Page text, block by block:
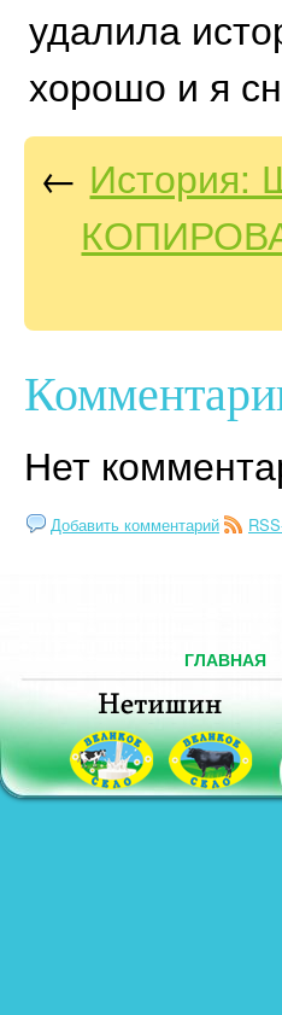
удалила
хорошо и я
← История:
Нет
Добавить комментарий
ГЛАВНАЯ